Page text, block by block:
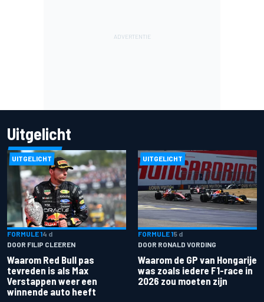
Uitgelicht
UITGELICHT
FORMULE 14 d
DOOR FILIP CLEEREN
Waarom Red Bull pas
tevreden is als Max
Verstappen weer een
winnende auto heeft
UITGELICHT
FORMULE 15 d
DOOR RONALD VORDING
Waarom de GP van Hongarije
was zoals iedere F1-race in
2026 zou moeten zijn